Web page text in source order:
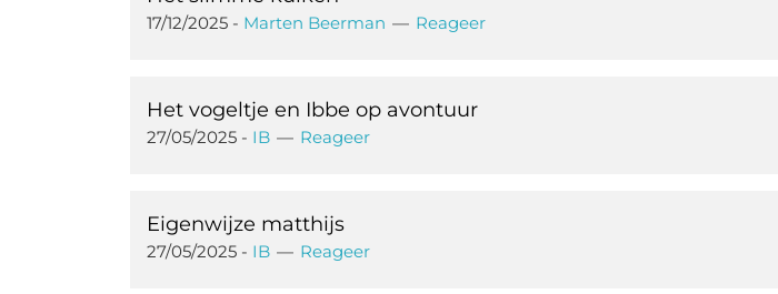
17/12/2025 - Marten Beerman Reageer
Het vogeltje en Ibbe op avontuur
27/05/2025 - IB Reageer
Eigenwijze matthijs
27/05/2025 - IB Reageer